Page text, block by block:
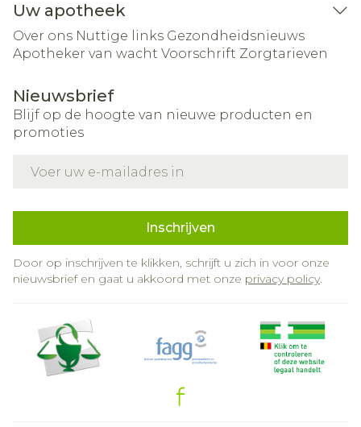
Uw apotheek
Over ons Nuttige links Gezondheidsnieuws
Apotheker van wacht Voorschrift Zorgtarieven
Nieuwsbrief
Blijf op de hoogte van nieuwe producten en
promoties
Inschrijven
Door op inschrijven te klikken, schrijft u zich in voor onze
nieuwsbrief en gaat u akkoord met onze privacy policy.